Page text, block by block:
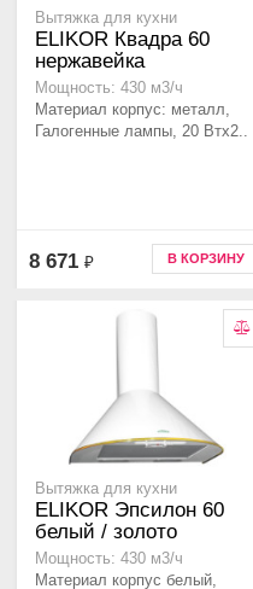
Вытяжка для кухни
ELIKOR Квадра 60
нержавейка
Мощность: 430 м3/ч
Материал корпус: металл,
Галогенные лампы, 20 Втx2..
8 671 ₽ В КОРЗИНУ
Вытяжка для кухни
ELIKOR Эпсилон 60
белый / золото
Мощность: 430 м3/ч
Материал корпус белый,